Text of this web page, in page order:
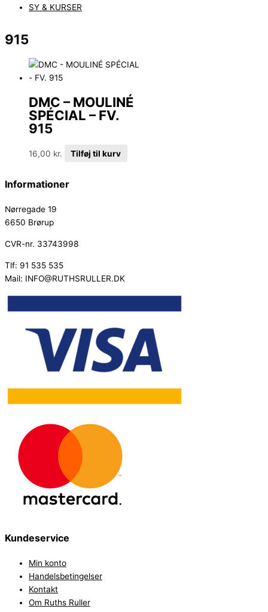
SY & KURSER
915
DMC – MOULINÉ
SPÉCIAL – FV.
915
16,00 kr. Tilføj til kurv
Informationer
Nørregade 19
6650 Brørup
CVR-nr. 33743998
Tlf: 91 535 535
Mail: INFO@RUTHSRULLER.DK
Kundeservice
Min konto
Handelsbetingelser
Kontakt
Om Ruths Ruller